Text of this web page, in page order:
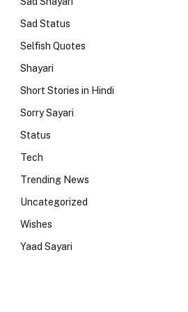
Sad Status
Selfish Quotes
Shayari
Short Stories in Hindi
Sorry Sayari
Status
Tech
Trending News
Uncategorized
Wishes
Yaad Sayari